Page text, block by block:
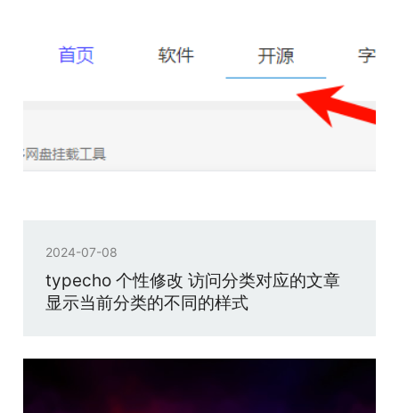
2024-07-08
typecho 个性修改 访问分类对应的文章
显示当前分类的不同的样式